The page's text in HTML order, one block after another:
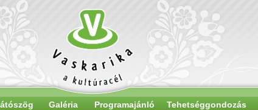
Galéria Programajánló Tehetséggondozás